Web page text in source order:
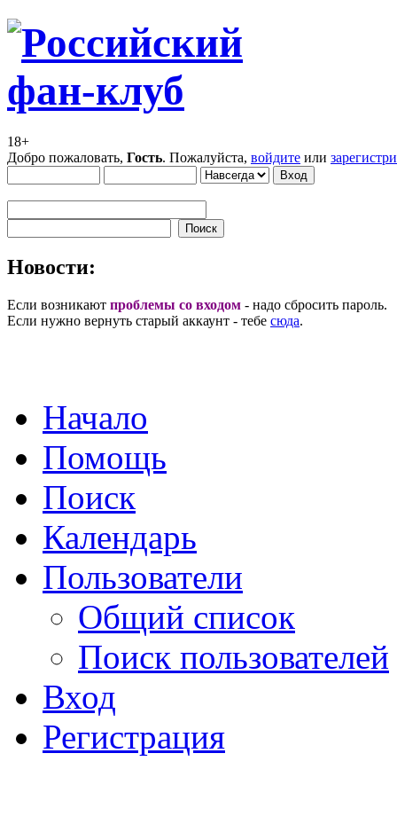
18+
Добро пожаловать, Гость. Пожалуйста, войдите или
Новости:
Если возникают проблемы со входом - надо сбросить пароль.
Если нужно вернуть старый аккаунт - тебе сюда.
Начало
Помощь
Поиск
Календарь
Пользователи
Общий список
Поиск пользователей
Вход
Регистрация